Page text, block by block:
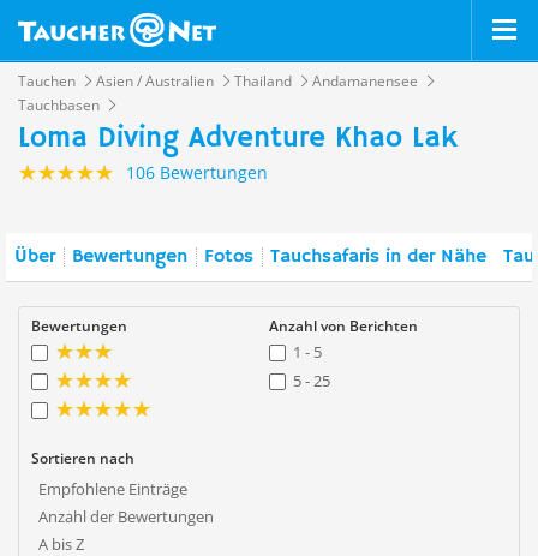
Tauchen Asien / Australien Thailand
Andamanensee
Tauchbasen
Loma Diving Adventure Khao Lak
106 Bewertungen
Über Bewertungen Fotos Tauchsafaris in der Nähe
Bewertungen Anzahl von Berichten
1 - 5
5 - 25
Sortieren nach
Empfohlene Einträge
Anzahl der Bewertungen
A bis Z